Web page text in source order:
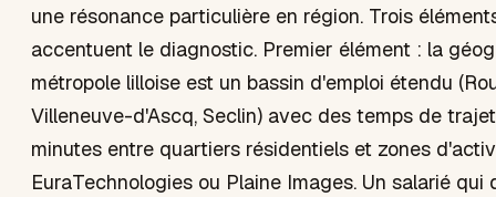
une résonance particulière en région. Trois
accentuent le diagnostic. Premier élément : la
métropole lilloise est un bassin d'emploi étendu
Villeneuve-d'Ascq, Seclin) avec des temps de
minutes entre quartiers résidentiels et zones
EuraTechnologies ou Plaine Images. Un salarié